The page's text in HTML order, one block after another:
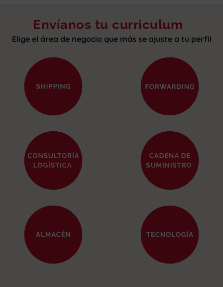
Envíanos tu curriculum
Elige el área de negocio que más se ajuste a tu perfil